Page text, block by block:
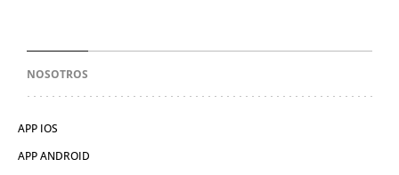
NOSOTROS
APP IOS
APP ANDROID